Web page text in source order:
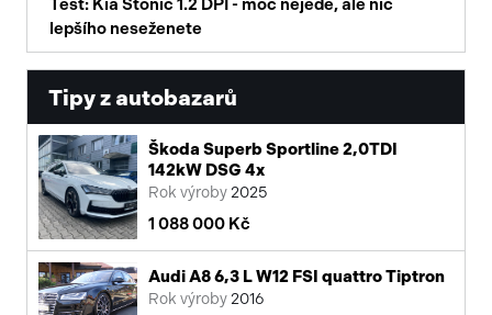
Test: Kia Stonic 1.2 DPI - moc nejede, ale nic
lepšího neseženete
Tipy z autobazarů
Škoda Superb Sportline 2,0TDI
142kW DSG 4x
Rok výroby 2025
1 088 000 Kč
Audi A8 6,3 L W12 FSI quattro Tiptron
Rok výroby 2016